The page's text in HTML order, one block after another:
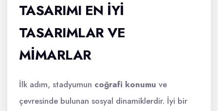
TASARIMI EN İYI
TASARIMLAR VE
MIMARLAR
İlk adım, stadyumun coğrafi konumu ve
çevresinde bulunan sosyal dinamiklerdir. İyi bir